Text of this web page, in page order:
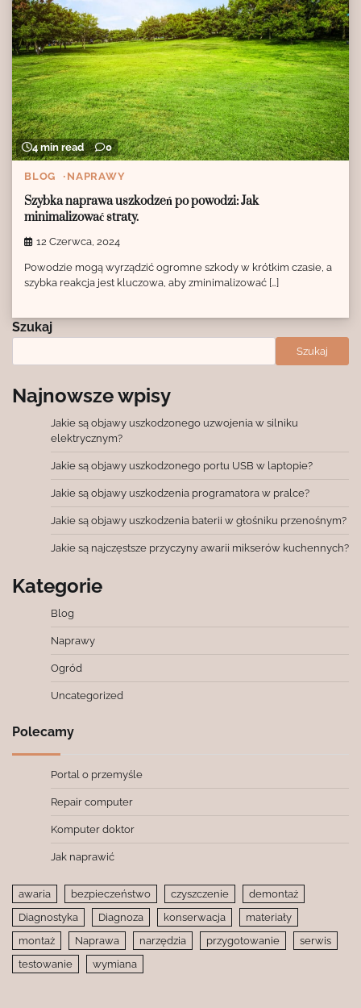
4 min read 0
BLOG NAPRAWY
Szybka naprawa uszkodzeń po powodzi: Jak
minimalizować straty.
12 Czerwca, 2024
Powodzie mogą wyrządzić ogromne szkody w krótkim czasie, a
szybka reakcja jest kluczowa, aby zminimalizować […]
Szukaj
Szukaj
Najnowsze wpisy
Jakie są objawy uszkodzonego uzwojenia w silniku
elektrycznym?
Jakie są objawy uszkodzonego portu USB w laptopie?
Jakie są objawy uszkodzenia programatora w pralce?
Jakie są objawy uszkodzenia baterii w głośniku przenośnym?
Jakie są najczęstsze przyczyny awarii mikserów kuchennych?
Kategorie
Blog
Naprawy
Ogród
Uncategorized
Polecamy
Portal o przemyśle
Repair computer
Komputer doktor
Jak naprawić
awaria bezpieczeństwo czyszczenie
demontaż
Diagnostyka
Diagnoza konserwacja
materiały
montaż
Naprawa narzędzia przygotowanie
serwis
testowanie
wymiana